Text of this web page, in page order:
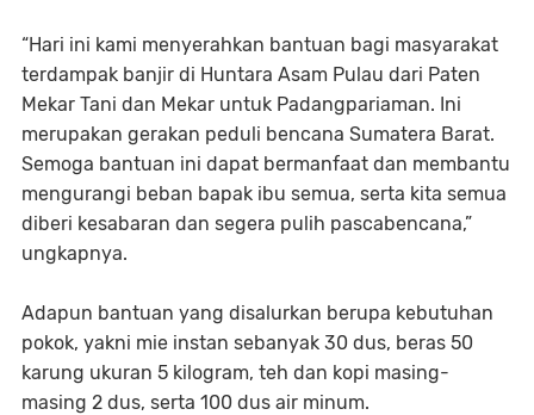
“Hari ini kami menyerahkan bantuan bagi masyarakat
terdampak banjir di Huntara Asam Pulau dari Paten
Mekar Tani dan Mekar untuk Padangpariaman. Ini
merupakan gerakan peduli bencana Sumatera Barat.
Semoga bantuan ini dapat bermanfaat dan membantu
mengurangi beban bapak ibu semua, serta kita semua
diberi kesabaran dan segera pulih pascabencana,”
ungkapnya.
Adapun bantuan yang disalurkan berupa kebutuhan
pokok, yakni mie instan sebanyak 30 dus, beras 50
karung ukuran 5 kilogram, teh dan kopi masing-
masing 2 dus, serta 100 dus air minum.